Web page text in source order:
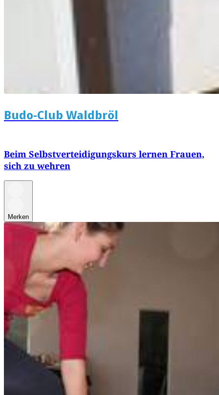
Budo-Club Waldbröl
Beim Selbstverteidigungskurs lernen Frauen,
sich zu wehren
Merken